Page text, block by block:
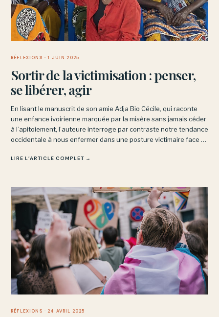
RÉFLEXIONS · 1 JUIN 2025
Sortir de la victimisation : penser,
se libérer, agir
En lisant le manuscrit de son amie Adja Bio Cécile, qui raconte
une enfance ivoirienne marquée par la misère sans jamais céder
à l’apitoiement, l’auteure interroge par contraste notre tendance
occidentale à nous enfermer dans une posture victimaire face à
LIRE L’ARTICLE COMPLET →
RÉFLEXIONS · 24 AVRIL 2025